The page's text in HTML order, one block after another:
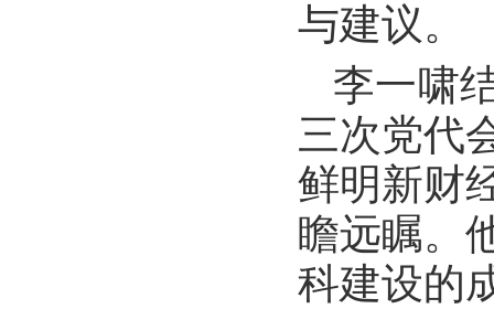
与建议。
李一啸
三次党代
鲜明新财
瞻远瞩。
科建设的